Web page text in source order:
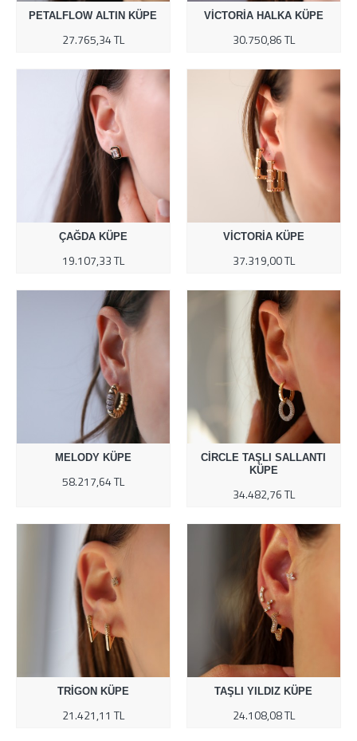
PETALFLOW ALTIN KÜPE
27.765,34 TL
VICTORIA HALKA KÜPE
30.750,86 TL
ÇAĞDA KÜPE
19.107,33 TL
VICTORIA KÜPE
37.319,00 TL
MELODY KÜPE
58.217,64 TL
CIRCLE TAŞLI SALLANTI
KÜPE
34.482,76 TL
TRIGON KÜPE
21.421,11 TL
TAŞLI YILDIZ KÜPE
24.108,08 TL